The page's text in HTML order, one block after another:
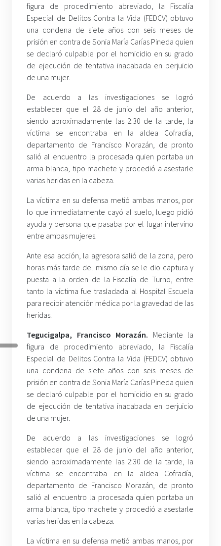
figura de procedimiento abreviado, la Fiscalía
Especial de Delitos Contra la Vida (FEDCV) obtuvo
una condena de siete años con seis meses de
prisión en contra de Sonia María Carías Pineda quien
se declaró culpable por el homicidio en su grado
de ejecución de tentativa inacabada en perjuicio
de una mujer.
De acuerdo a las investigaciones se logró
establecer que el 28 de junio del año anterior,
siendo aproximadamente las 2:30 de la tarde, la
víctima se encontraba en la aldea Cofradía,
departamento de Francisco Morazán, de pronto
salió al encuentro la procesada quien portaba un
arma blanca, tipo machete y procedió a asestarle
varias heridas en la cabeza.
La víctima en su defensa metió ambas manos, por
lo que inmediatamente cayó al suelo, luego pidió
ayuda y persona que pasaba por el lugar intervino
entre ambas mujeres.
Ante esa acción, la agresora salió de la zona, pero
horas más tarde del mismo día se le dio captura y
puesta a la orden de la Fiscalía de Turno, entre
tanto la víctima fue trasladada al Hospital Escuela
para recibir atención médica por la gravedad de las
heridas.
Tegucigalpa, Francisco Morazán. Mediante la
figura de procedimiento abreviado, la Fiscalía
Especial de Delitos Contra la Vida (FEDCV) obtuvo
una condena de siete años con seis meses de
prisión en contra de Sonia María Carías Pineda quien
se declaró culpable por el homicidio en su grado
de ejecución de tentativa inacabada en perjuicio
de una mujer.
De acuerdo a las investigaciones se logró
establecer que el 28 de junio del año anterior,
siendo aproximadamente las 2:30 de la tarde, la
víctima se encontraba en la aldea Cofradía,
departamento de Francisco Morazán, de pronto
salió al encuentro la procesada quien portaba un
arma blanca, tipo machete y procedió a asestarle
varias heridas en la cabeza.
La víctima en su defensa metió ambas manos, por